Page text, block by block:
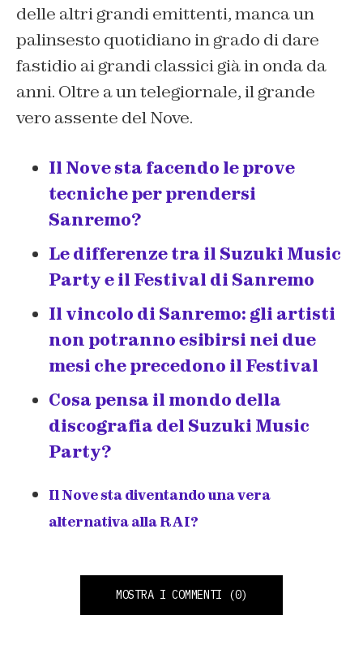
delle altri grandi emittenti, manca un
palinsesto quotidiano in grado di dare
fastidio ai grandi classici già in onda da
anni. Oltre a un telegiornale, il grande
vero assente del Nove.
Il Nove sta facendo le prove
tecniche per prendersi
Sanremo?
Le differenze tra il Suzuki Music
Party e il Festival di Sanremo
Il vincolo di Sanremo: gli artisti
non potranno esibirsi nei due
mesi che precedono il Festival
Cosa pensa il mondo della
discografia del Suzuki Music
Party?
Il Nove sta diventando una vera
alternativa alla RAI?
MOSTRA I COMMENTI (0)